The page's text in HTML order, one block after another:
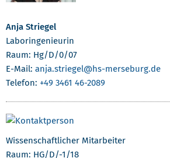
Anja Striegel
Laboringenieurin
Raum: Hg/D/0/07
E-Mail: anja.striegel@hs-merseburg.de
Telefon: +49 3461 46-2089
Wissenschaftlicher Mitarbeiter
Raum: HG/D/-1/18